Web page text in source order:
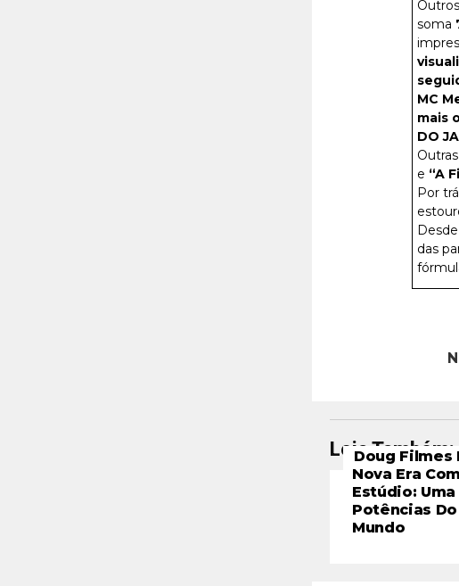
soma
MC
mais
DO
e “A
Por
das
Leia Também:
Doug Filmes
Nova Era
Estúdio:
Potências
Mundo